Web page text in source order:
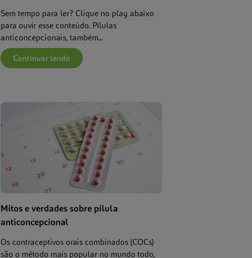
Sem tempo para ler? Clique no play abaixo
para ouvir esse conteúdo. Pílulas
anticoncepcionais, também...
Continuar lendo
Mitos e verdades sobre pílula
anticoncepcional
Os contraceptivos orais combinados (COCs)
são o método mais popular no mundo todo,